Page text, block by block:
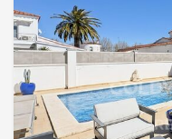
Toilette. Er ist mit reversibler Klimaanlage und
ferngesteuerter
durch aerothermische
Grundstück ist mit
einer Alarmanlage